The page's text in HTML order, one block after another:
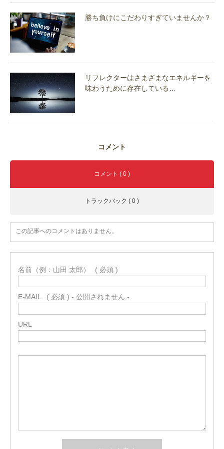
勝ち負けにこだわりすぎていませんか？
リフレクターはさまざまなエネルギーを
味わうために存在している…
コメント
コメント ( 0 )
トラックバック ( 0 )
この記事へのコメントはありません。
名前（例：山田 太郎） ( 必須 )
E-MAIL ( 必須 ) - 公開されません -
URL